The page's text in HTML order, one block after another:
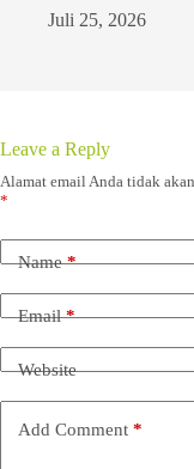
Juli 25, 2026
Leave a Reply
Alamat email Anda tidak
*
Name*
Email*
Website
Add Comment *